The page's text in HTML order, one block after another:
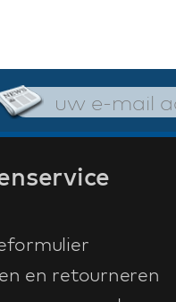
en retourneren